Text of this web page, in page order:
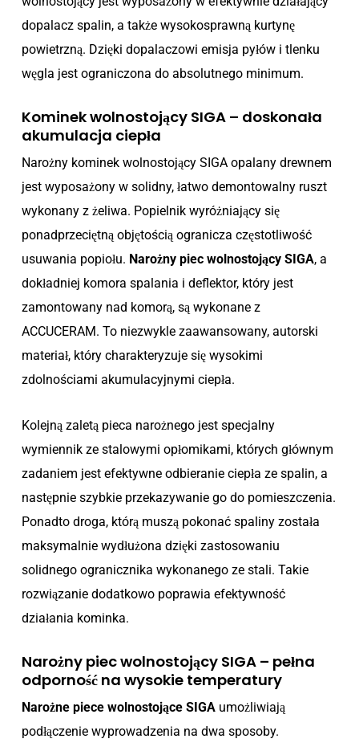
dopalacz spalin, a także wysokosprawną kurtynę
powietrzną. Dzięki dopalaczowi emisja pyłów i tlenku
węgla jest ograniczona do absolutnego minimum.
Kominek wolnostojący SIGA – doskonała
akumulacja ciepła
Narożny kominek wolnostojący SIGA opalany drewnem
jest wyposażony w solidny, łatwo demontowalny ruszt
wykonany z żeliwa. Popielnik wyróżniający się
ponadprzeciętną objętością ogranicza częstotliwość
usuwania popiołu. Narożny piec wolnostojący SIGA, a
dokładniej komora spalania i deflektor, który jest
zamontowany nad komorą, są wykonane z
ACCUCERAM. To niezwykle zaawansowany, autorski
materiał, który charakteryzuje się wysokimi
zdolnościami akumulacyjnymi ciepła.
Kolejną zaletą pieca narożnego jest specjalny
wymiennik ze stalowymi opłomikami, których głównym
zadaniem jest efektywne odbieranie ciepła ze spalin, a
następnie szybkie przekazywanie go do pomieszczenia.
Ponadto droga, którą muszą pokonać spaliny została
maksymalnie wydłużona dzięki zastosowaniu
solidnego ogranicznika wykonanego ze stali. Takie
rozwiązanie dodatkowo poprawia efektywność
działania kominka.
Narożny piec wolnostojący SIGA – pełna
odporność na wysokie temperatury
Narożne piece wolnostojące SIGA umożliwiają
podłączenie wyprowadzenia na dwa sposoby.